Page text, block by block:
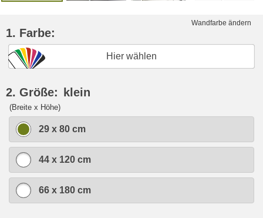
Wandfarbe ändern
1. Farbe:
Hier wählen
2. Größe: klein
(Breite x Höhe)
29 x 80 cm
44 x 120 cm
66 x 180 cm